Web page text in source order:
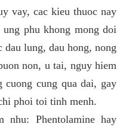
vay, cac kieu thuoc nay
phu khong mong doi
dau lung, dau hong, nong
non, u tai, nguy hiem
cuong cung qua dai, gay
phoi toi tinh menh.
Phentolamine hay